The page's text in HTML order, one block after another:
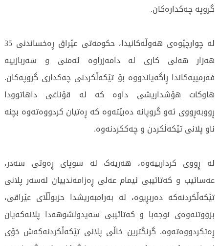
گروپە چەکدارەکان.
لە چوارچێوەی هەوڵەکانیدا، حکومەتی عێراق ڕەخساندنی 35
هەزار هەلی کاری لە دامەزراوە ئەمنی و سەربازییە
فەرمییەکاندا ڕاگەیاندووە بۆ تێکەڵکردنی چەکداری گروپەکان.
هاوکات هۆشداریشی داوە کە لە قۆناغی داهاتوودا
ڕووبەڕووی ئەو گروپانە دەبێتەوە کە ڕەتیان کردووەتەوە بچنە
ناو پلانی تێکەڵکردن و چەککردنەوە.
لە ڕووی کردارییەوە، هەریەک لە سوپای ڕەوتی سەدر،
عەسائیب و کەتائیبی ئیمام عەلی ڕەزامەندییان لەسەر پلانی
تێکەڵکردنەکە دەربڕیوە، لە بەرامبەریشدا حزبوڵڵای عێراقی،
بزووتنەوەی نوجەبا و کەتائیبی سەیدولشوهەدا پلانەکەیان
ڕەتکردووەتەوە. گرنگترین خاڵی پلانی تێکەڵکردنەکەش خۆی